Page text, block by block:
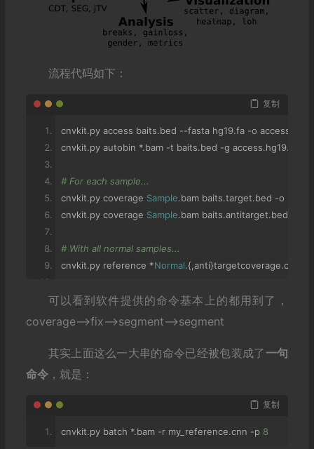
流程代码如下：
复制
cnvkit.py access baits.bed --fasta hg19.fa -o access
cnvkit.py autobin *.bam -t baits.bed -g access.hg19.
# For each sample...
cnvkit.py coverage Sample.bam baits.target.bed -o
cnvkit.py coverage Sample.bam baits.antitarget.bed
# With all normal samples...
cnvkit.py reference *Normal.{,anti}targetcoverage.cnn
# For each tumor sample...
cnvkit. py fix targetcoverage cnn
# Optionally, with --scatter and --diagram
cnvkit
cnvkit
cns [--male
可以看到软件提供的命令基本上的都用到了，
coverage—>fix—>segment—>segment
其实上面这么一大串的命令已经被包装成了一句
命令，就是：
复制
cnvkit.py batch *.bam -r my_reference.cnn -p 8